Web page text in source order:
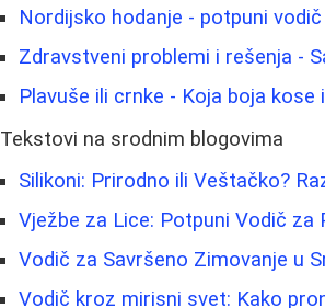
Nordijsko hodanje - potpuni
Zdravstveni problemi i rešenja -
Plavuše ili crnke - Koja boja kose
Tekstovi na srodnim blogovima
Silikoni: Prirodno ili Veštačko?
Vježbe za Lice: Potpuni Vodič
Vodič za Savršeno Zimovanje u
Vodič kroz mirisni svet: Kako